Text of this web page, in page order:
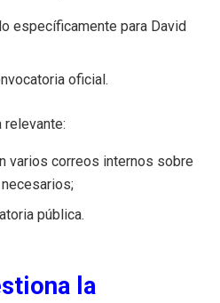
específicamente para David
oficial.
relevante:
varios correos internos sobre
pública.
la